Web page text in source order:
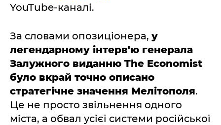
YouTube-каналі.
За словами опозиціонера, у
легендарному інтерв'ю генерала
Залужного виданню The Economist
було вкрай точно описано
стратегічне значення Мелітополя.
Це не просто звільнення одного
міста, а обвал усієї системи російської